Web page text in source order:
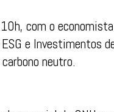
com o
e Investimentos
neutro.